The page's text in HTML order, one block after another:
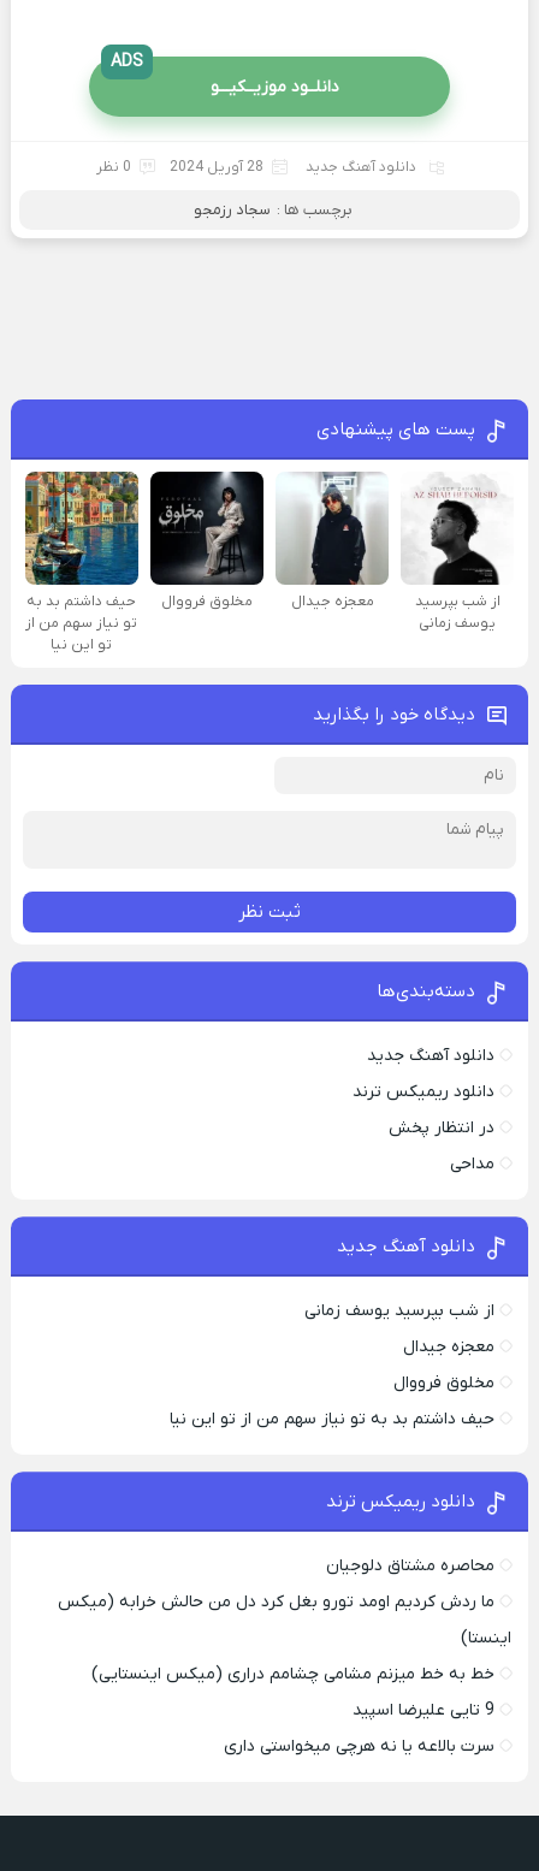
دانلــود موزیــکیـــو
ADS
دانلود آهنگ جدید 28 آوریل 2024 0 نظر
برچسب ها : سجاد رزمجو
پست های پیشنهادی
از شب بپرسید
یوسف زمانی
معجزه جیدال مخلوق فرووال
حیف داشتم بد به
تو نیاز سهم من از
تو این نیا
دیدگاه خود را بگذارید
ثبت نظر
دسته‌بندی‌ها
دانلود آهنگ جدید
دانلود ریمیکس ترند
در انتظار پخش
مداحی
دانلود آهنگ جدید
از شب بپرسید یوسف زمانی
معجزه جیدال
مخلوق فرووال
حیف داشتم بد به تو نیاز سهم من از تو این نیا
دانلود ریمیکس ترند
محاصره مشتاق دلوجیان
ما ردش کردیم اومد تورو بغل کرد دل من حالش خرابه (میکس
اینستا)
خط به خط میزنم مشامی چشامم دراری (میکس اینستایی)
9 تایی علیرضا اسپید
سرت بالاعه یا نه هرچی میخواستی داری